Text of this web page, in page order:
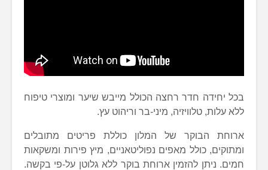
בכל יחידה חדר רחצה הכולל מייבש שיער ומוצרי טיפוח
ללא עלות, טלוויזיה, מיני-בר וריהוט עץ.
ארוחת הבוקר של המלון כוללת פריטים מתובלים
ומתוקים, כולל מאפים נפוליטאניים, מיץ פירות ומשקאות
חמים. ניתן להזמין ארוחת בוקר ללא גלוטן על-פי בקשה.